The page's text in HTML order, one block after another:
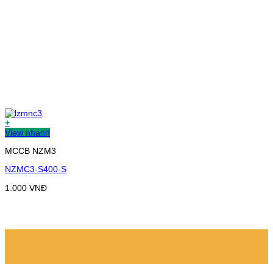
+
View nhanh
MCCB NZM3
NZMC3-S400-S
1.000 VNĐ